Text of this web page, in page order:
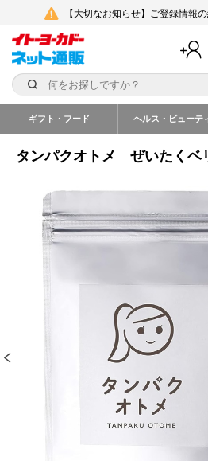
【大切なお知らせ】ご登録情報
ギフト・フード ヘルス・ビューテ
タンパクオトメ ぜいたく